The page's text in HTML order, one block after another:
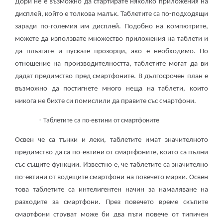
Дори не е възможно да стартирате няколко приложения на
дисплей, който е толкова малък. Таблетите са по-подходящи
заради по-големия им дисплей. Подобно на компютрите,
можете да използвате множество приложения на таблети и
да плъзгате и пускате прозорци, ако е необходимо. По
отношение на производителността, таблетите могат да ви
дадат предимство пред смартфоните. В дългосрочен план е
възможно да постигнете много неща на таблети, които
никога не бихте си помислили да правите със смартфони.
· Таблетите са по-евтини от смартфоните
Освен че са тънки и леки, таблетите имат значителното
предимство да са по-евтини от смартфоните, които са пълни
със същите функции. Известно е, че таблетите са значително
по-евтини от водещите смартфони на повечето марки. Освен
това таблетите са интелигентен начин за намаляване на
разходите за смартфони. През повечето време скъпите
смартфони струват може би два пъти повече от типичен